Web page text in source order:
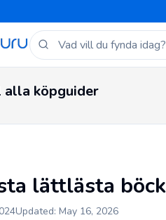
köpguider
lättlästa
Updated: May 16, 2026